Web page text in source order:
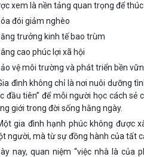
xem là nền tảng quan trọng để thúc
đói giảm nghèo
trưởng kinh tế bao trùm
cao phúc lợi xã hội
vệ môi trường và phát triển bền
đình không chỉ là nơi nuôi dưỡng
đầu tiên” để mỗi người học cách sẻ
giới trong đời sống hằng ngày.
gia đình hạnh phúc không được
người, mà từ sự đồng hành của tất
nay, quan niệm “việc nhà là của